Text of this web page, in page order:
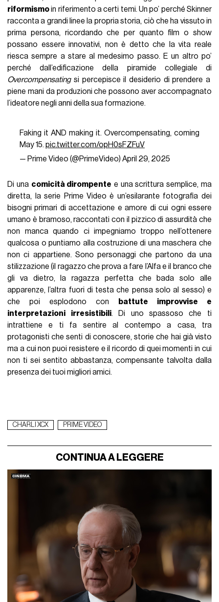
riformismoin riferimento a certi temi. Un po’ perché Skinner
racconta a grandi linee la propria storia, ciò che ha vissuto in
prima persona, ricordando che per quanto film o show
possano essere innovativi, non è detto che la vita reale
riesca sempre a stare al medesimo passo. E un altro po’
perché dall’edificazione della piramide collegiale di
Overcompensatingsi percepisce il desiderio di prendere a
piene mani da produzioni che possono aver accompagnato
l’ideatore negli anni della sua formazione.
Faking it AND making it. Overcompensating, coming
May 15. pic.twitter.com/opH0sFZFuV
— Prime Video (@PrimeVideo) April 29, 2025
Di una comicità dirompente e una scrittura semplice, ma
diretta, la serie Prime Video è un’esilarante fotografia dei
bisogni primari di accettazione e amore di cui ogni essere
umano è bramoso, raccontati con il pizzico di assurdità che
non manca quando ci impegniamo troppo nell’ottenere
qualcosa o puntiamo alla costruzione di una maschera che
non ci appartiene. Sono personaggi che partono da una
stilizzazione (il ragazzo che prova a fare l’Alfa e il branco che
gli va dietro, la ragazza perfetta che bada solo alle
apparenze, l’altra fuori di testa che pensa solo al sesso) e
che poi esplodono con
battute improvvise e
interpretazioni irresistibili. Di uno spassoso che ti
intrattiene e ti fa sentire al contempo a casa, tra
protagonisti che senti di conoscere, storie che hai già visto
ma a cui non puoi resistere e il ricordo di quei momenti in cui
non ti sei sentito abbastanza, compensante talvolta dalla
presenza dei tuoi migliori amici.
CHARLI XCX PRIME VIDEO
CONTINUA A LEGGERE